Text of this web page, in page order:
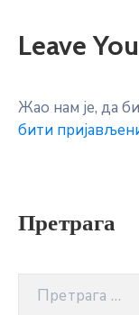
Leave
Жао нам је, да
бити
Претрага